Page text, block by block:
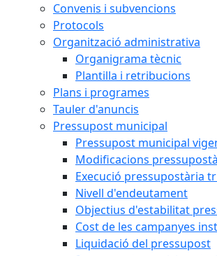
Convenis i subvencions
Protocols
Organització administrativa
Organigrama tècnic
Plantilla i retribucions
Plans i programes
Tauler d'anuncis
Pressupost municipal
Pressupost municipal
Modificacions
Execució pressupostària
Nivell d'endeutament
Objectius d'estabilitat
Cost de les campanyes
Liquidació del pressupost